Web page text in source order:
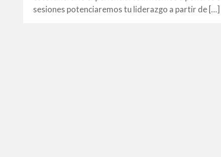
sesiones potenciaremos tu liderazgo a partir de […]